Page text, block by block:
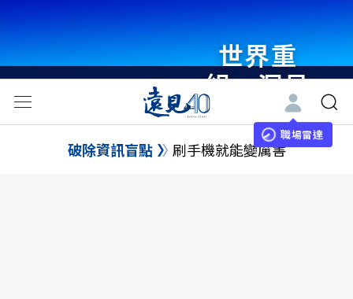
世界重
組・洞見
未來 與
世界領袖
職場雷達
破除資訊盲點 刷手機就能變厲害